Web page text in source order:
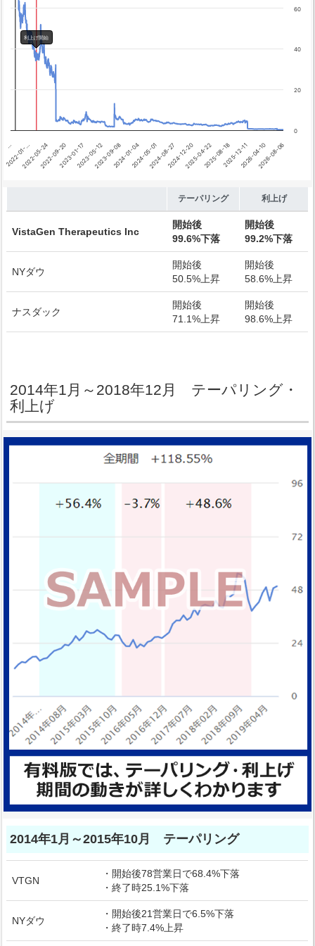
利上げ開始
利上げ開始
…
2022-01-…2022-05-242022-09-202023-01-172023-05-122023-09-082024-01-042024-05-012024-08-272024-12-202025-04-222025-08-182025-12-112026-04-102026-08-06
0
20
40
60
テーパリング 利上げ
VistaGen Therapeutics Inc
開始後
99.6%下落
開始後
99.2%下落
NYダウ
開始後
50.5%上昇
開始後
58.6%上昇
ナスダック
開始後
71.1%上昇
開始後
98.6%上昇
2014年1月～2018年12月 テーパリング・
利上げ
2014年1月～2015年10月 テーパリング
VTGN
・開始後78営業日で68.4%下落
・終了時25.1%下落
NYダウ
・開始後21営業日で6.5%下落
・終了時7.4%上昇